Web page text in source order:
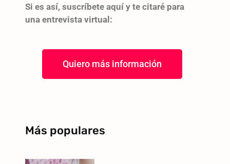
Si es así, suscríbete aquí y te citaré para
una entrevista virtual:
Quiero más información
Más populares